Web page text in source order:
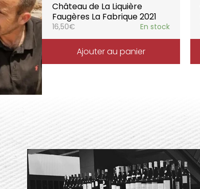
Château de La Liquière
Faugères La Fabrique 2021
16,50€ En stock
Ajouter au panier